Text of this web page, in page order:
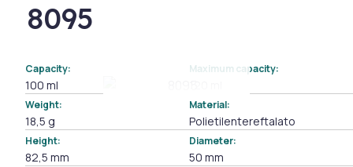
8095
Capacity:
100 ml
Maximum capacity:
Weight:
18,5 g
Material:
Polietilentereftalato
Height:
82,5 mm
Diameter:
50 mm